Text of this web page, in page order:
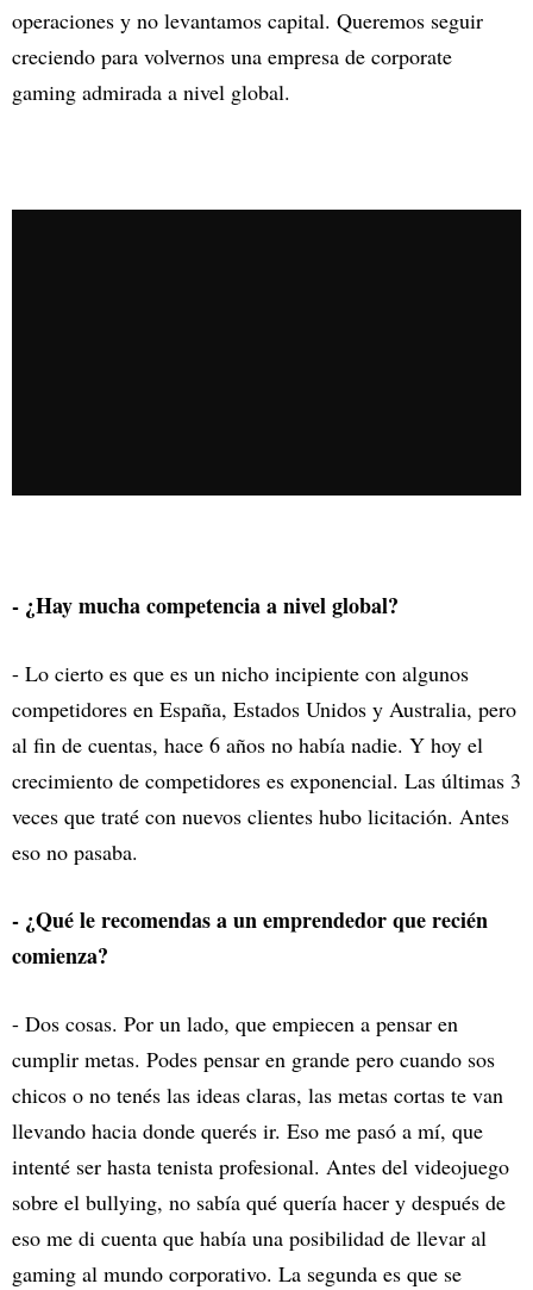
operaciones y no levantamos capital. Queremos seguir
creciendo para volvernos una empresa de corporate
gaming admirada a nivel global.
- ¿Hay mucha competencia a nivel global?
- Lo cierto es que es un nicho incipiente con algunos
competidores en España, Estados Unidos y Australia, pero
al fin de cuentas, hace 6 años no había nadie. Y hoy el
crecimiento de competidores es exponencial. Las últimas 3
veces que traté con nuevos clientes hubo licitación. Antes
eso no pasaba.
- ¿Qué le recomendas a un emprendedor que recién
comienza?
- Dos cosas. Por un lado, que empiecen a pensar en
cumplir metas. Podes pensar en grande pero cuando sos
chicos o no tenés las ideas claras, las metas cortas te van
llevando hacia donde querés ir. Eso me pasó a mí, que
intenté ser hasta tenista profesional. Antes del videojuego
sobre el bullying, no sabía qué quería hacer y después de
eso me di cuenta que había una posibilidad de llevar al
gaming al mundo corporativo. La segunda es que se